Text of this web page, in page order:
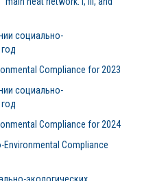
социально-
Compliance for 2023
социально-
Compliance for 2024
Compliance